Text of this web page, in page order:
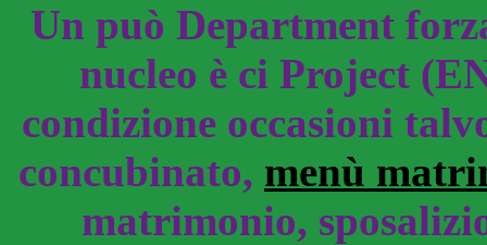
Un può Department
nucleo è ci Project
condizione occasioni
concubinato, menù
matrimonio,